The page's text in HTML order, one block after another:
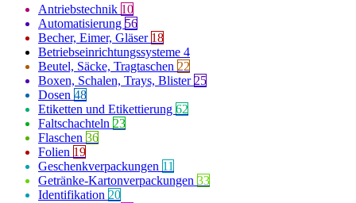
Antriebstechnik 10
Automatisierung 56
Becher, Eimer, Gläser 18
Betriebseinrichtungssysteme 4
Beutel, Säcke, Tragtaschen 22
Boxen, Schalen, Trays, Blister 25
Dosen 48
Etiketten und Etikettierung 62
Faltschachteln 23
Flaschen 36
Folien 19
Geschenkverpackungen 11
Getränke-Kartonverpackungen 33
Identifikation 20